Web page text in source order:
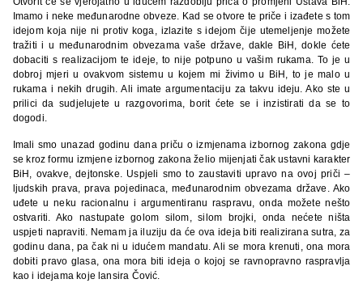
Imamo i neke međunarodne obveze. Kad se otvore te priče i izađete s tom
idejom koja nije ni protiv koga, izlazite s idejom čije utemeljenje možete
tražiti i u međunarodnim obvezama vaše države, dakle BiH, dokle ćete
dobaciti s realizacijom te ideje, to nije potpuno u vašim rukama. To je u
dobroj mjeri u ovakvom sistemu u kojem mi živimo u BiH, to je malo u
rukama i nekih drugih. Ali imate argumentaciju za takvu ideju. Ako ste u
prilici da sudjelujete u razgovorima, borit ćete se i inzistirati da se to
dogodi.
Imali smo unazad godinu dana priču o izmjenama izbornog zakona gdje
se kroz formu izmjene izbornog zakona želio mijenjati čak ustavni karakter
BiH, ovakve, dejtonske. Uspjeli smo to zaustaviti upravo na ovoj priči –
ljudskih prava, prava pojedinaca, međunarodnim obvezama države. Ako
uđete u neku racionalnu i argumentiranu raspravu, onda možete nešto
ostvariti. Ako nastupate golom silom, silom brojki, onda nećete ništa
uspjeti napraviti. Nemam ja iluziju da će ova ideja biti realizirana sutra, za
godinu dana, pa čak ni u idućem mandatu. Ali se mora krenuti, ona mora
dobiti pravo glasa, ona mora biti ideja o kojoj se ravnopravno raspravlja
kao i idejama koje lansira Čović.